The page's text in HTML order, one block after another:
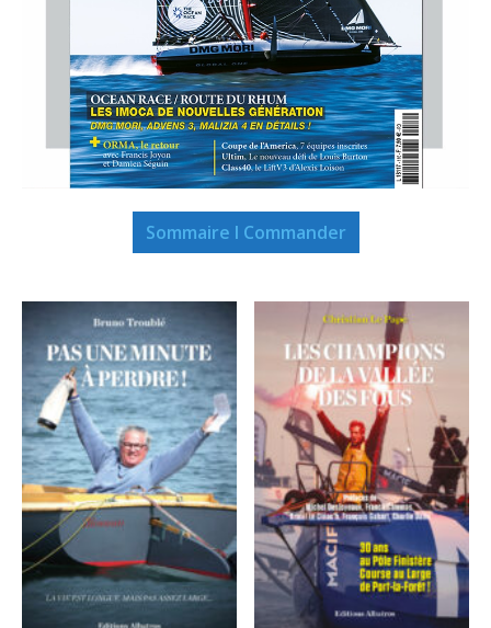
Sommaire I Commander